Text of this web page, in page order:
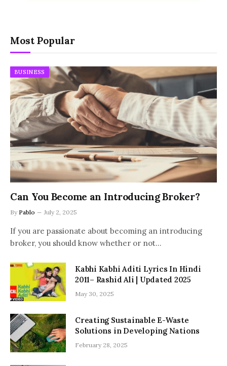
Most Popular
BUSINESS
Can You Become an Introducing Broker?
By Pablo July 2, 2025
If you are passionate about becoming an introducing
broker, you should know whether or not…
Kabhi Kabhi Aditi Lyrics In Hindi
2011– Rashid Ali | Updated 2025
May 30, 2025
Creating Sustainable E-Waste
Solutions in Developing Nations
February 28, 2025